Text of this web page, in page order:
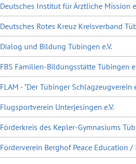
Deutsches Institut für Ärztliche Mission
Deutsches Rotes Kreuz Kreisverband
Dialog und Bildung Tübingen e.V.
FBS Familien-Bildungsstätte Tübingen
FLAM - "Der Tübinger Schlagzeugverein
Flugsportverein Unterjesingen e.V.
Förderkreis des Kepler-Gymnasiums
Förderverein Berghof Peace Education